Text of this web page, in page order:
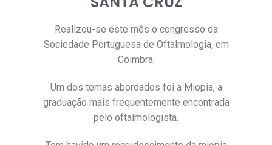
Realizou-se este mês o congresso da
Sociedade Portuguesa de Oftalmologia, em
Coimbra.
Um dos temas abordados foi a Miopia, a
graduação mais frequentemente encontrada
pelo oftalmologista.